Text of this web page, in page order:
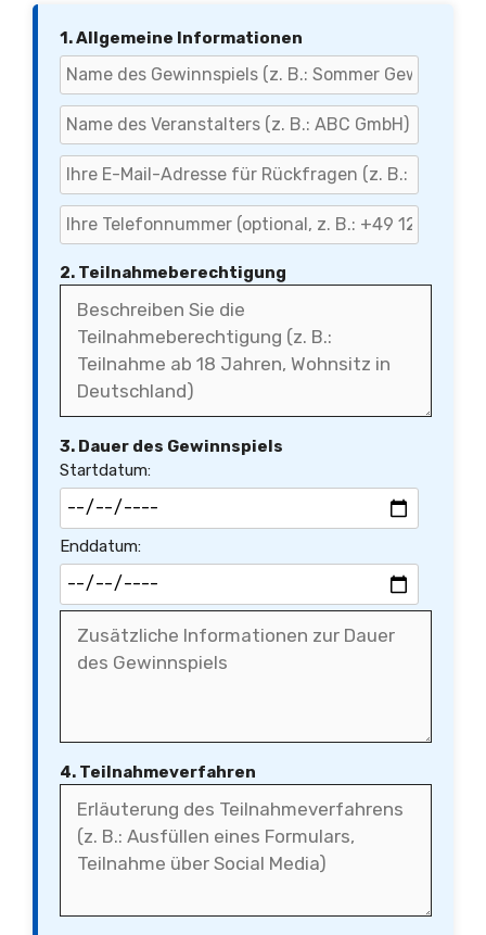
1. Allgemeine Informationen
2. Teilnahmeberechtigung
3. Dauer des Gewinnspiels
Startdatum:
Enddatum:
4. Teilnahmeverfahren